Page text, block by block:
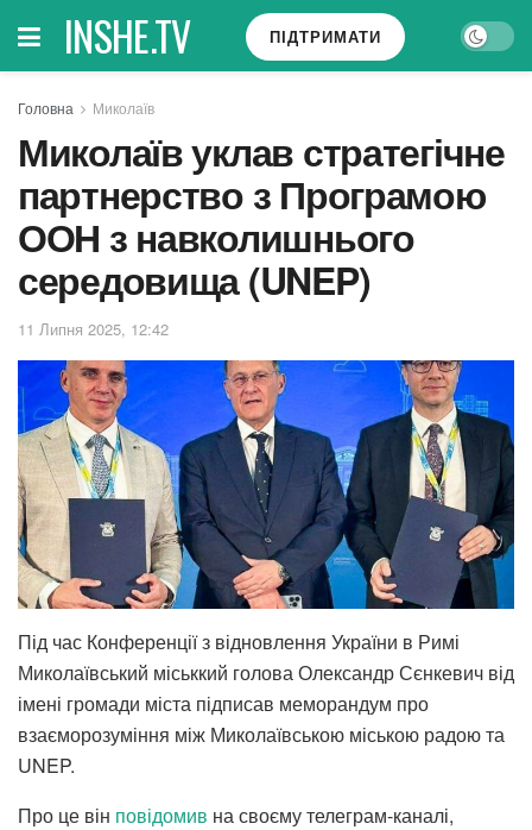
INSHE.TV ПІДТРИМАТИ
Головна Миколаїв
Миколаїв уклав стратегічне
партнерство з Програмою
ООН з навколишнього
середовища (UNEP)
11 Липня 2025, 12:42
Під час Конференції з відновлення України в Римі
Миколаївський міськкий голова Олександр Сєнкевич від
імені громади міста підписав меморандум про
взаєморозуміння між Миколаївською міською радою та
UNEP.
Про це він повідомив на своєму телеграм-каналі,